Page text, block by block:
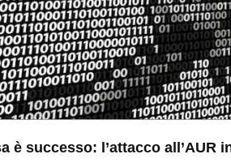
è successo: l’attacco all’AUR